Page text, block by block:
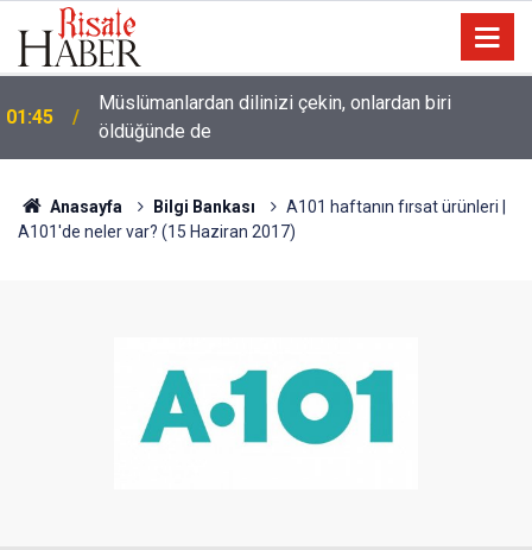
Müslümanlardan dilinizi çekin, onlardan biri
öldüğünde de
01:15
Lût kavmine âid o alt-üst olan şehirleri de kaldırıp
yere çaldı
Anasayfa Bilgi Bankası
A101 haftanın fırsat ürünleri |
A101'de neler var? (15 Haziran 2017)